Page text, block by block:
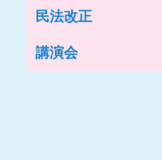
民法改正
講演会